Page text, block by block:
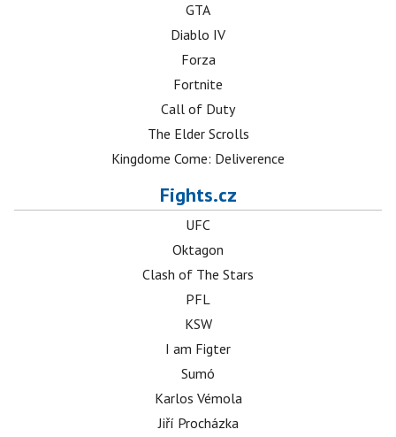
GTA
Diablo IV
Forza
Fortnite
Call of Duty
The Elder Scrolls
Kingdome Come: Deliverence
Fights.cz
UFC
Oktagon
Clash of The Stars
PFL
KSW
I am Figter
Sumó
Karlos Vémola
Jiří Procházka